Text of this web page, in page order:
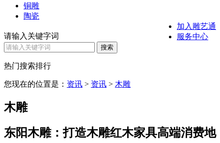
铜雕
陶瓷
加入雕艺通
服务中心
请输入关键字词
热门搜索排行
您现在的位置是： 资讯 > 资讯 > 木雕
木雕
东阳木雕：打造木雕红木家具高端消费地